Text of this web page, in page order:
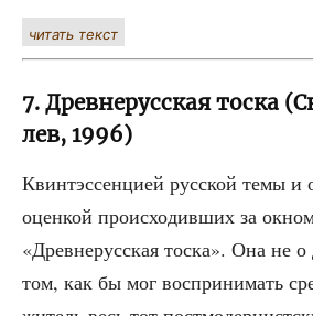
читать текст
7. Древнерусская тоска
лев, 1996)
Квинт­эс­сен­ци­ей рус­ской темы и
оцен­кой про­ис­хо­див­ших за
«Древ­не­рус­ская тос­ка». Она не
том, как бы мог вос­при­ни­мать